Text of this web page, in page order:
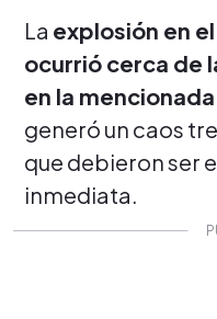
La explosión en
ocurrió cerca de
en la
generó un caos
que debieron ser
inmediata.